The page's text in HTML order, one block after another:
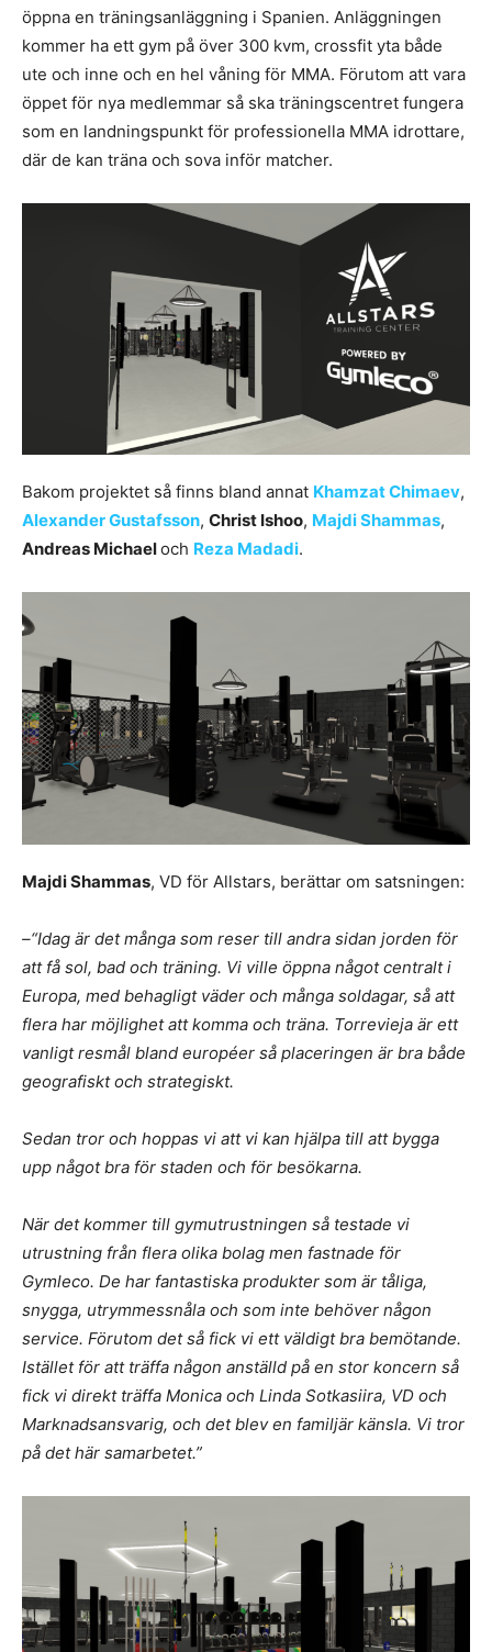
öppna en träningsanläggning i Spanien. Anläggningen
kommer ha ett gym på över 300 kvm, crossfit yta både
ute och inne och en hel våning för MMA. Förutom att vara
öppet för nya medlemmar så ska träningscentret fungera
som en landningspunkt för professionella MMA idrottare,
där de kan träna och sova inför matcher.
Bakom projektet så finns bland annat Khamzat Chimaev,
Alexander Gustafsson, Christ Ishoo, Majdi Shammas,
Andreas Michaeloch Reza Madadi.
Majdi Shammas, VD för Allstars, berättar om satsningen:
–“Idag är det många som reser till andra sidan jorden för
att få sol, bad och träning. Vi ville öppna något centralt i
Europa, med behagligt väder och många soldagar, så att
flera har möjlighet att komma och träna. Torrevieja är ett
vanligt resmål bland européer så placeringen är bra både
geografiskt och strategiskt.
Sedan tror och hoppas vi att vi kan hjälpa till att bygga
upp något bra för staden och för besökarna.
När det kommer till gymutrustningen så testade vi
utrustning från flera olika bolag men fastnade för
Gymleco. De har fantastiska produkter som är tåliga,
snygga, utrymmessnåla och som inte behöver någon
service. Förutom det så fick vi ett väldigt bra bemötande.
Istället för att träffa någon anställd på en stor koncern så
fick vi direkt träffa Monica och Linda Sotkasiira, VD och
Marknadsansvarig, och det blev en familjär känsla. Vi tror
på det här samarbetet.”